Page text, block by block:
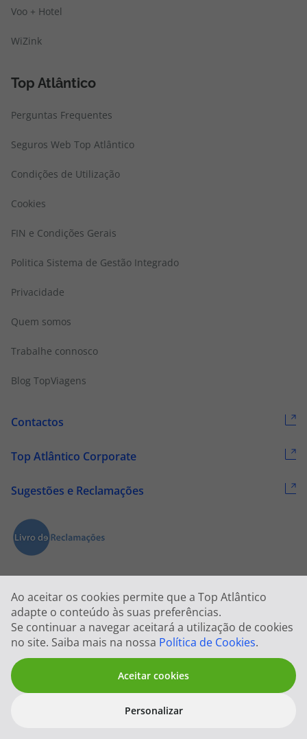
Ao aceitar os cookies permite que a Top Atlântico
adapte o conteúdo às suas preferências.
Se continuar a navegar aceitará a utilização de cookies
no site. Saiba mais na nossa Política de Cookies.
Aceitar cookies
Personalizar
Voo + Hotel
WiZink
Top Atlântico
Perguntas Frequentes
Seguros Web Top Atlântico
Condições de Utilização
Cookies
FIN e Condições Gerais
Politica Sistema de Gestão Integrado
Privacidade
Quem somos
Trabalhe connosco
Blog TopViagens
Contactos
Top Atlântico Corporate
Sugestões e Reclamações
2026 © Todos os direitos reservados:Top Atlântico, Viagens e Turismo